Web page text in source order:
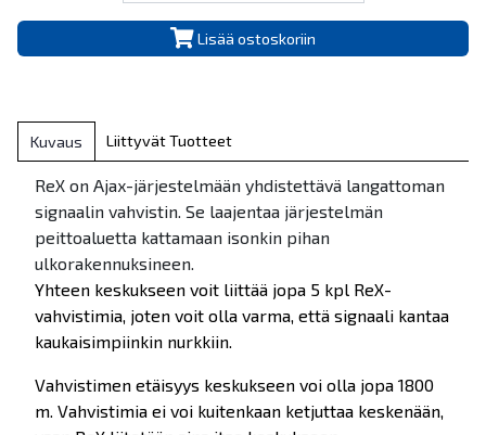
Lisää ostoskoriin
Kuvaus Liittyvät Tuotteet
ReX on Ajax-järjestelmään yhdistettävä langattoman
signaalin vahvistin. Se laajentaa järjestelmän
peittoaluetta kattamaan isonkin pihan
ulkorakennuksineen.
Yhteen keskukseen voit liittää jopa 5 kpl ReX-
vahvistimia, joten voit olla varma, että signaali kantaa
kaukaisimpiinkin nurkkiin.
Vahvistimen etäisyys keskukseen voi olla jopa 1800
m. Vahvistimia ei voi kuitenkaan ketjuttaa keskenään,